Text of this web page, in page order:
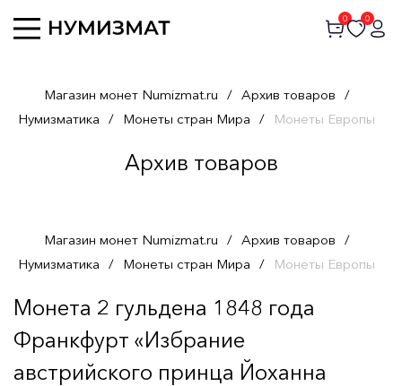
0 0
Магазин монет Numizmat.ru / Архив товаров /
Нумизматика / Монеты стран Мира / Монеты Европы
Архив товаров
Магазин монет Numizmat.ru / Архив товаров /
Нумизматика / Монеты стран Мира / Монеты Европы
Монета 2 гульдена 1848 года
Франкфурт «Избрание
австрийского принца Йоханна